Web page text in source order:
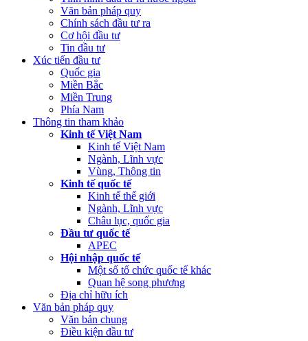
Văn bản pháp quy
Chính sách đầu tư ra
Cơ hội đầu tư
Tin đầu tư
Xúc tiến đầu tư
Quốc gia
Miền Bắc
Miền Trung
Phía Nam
Thông tin tham khảo
Kinh tế Việt Nam
Kinh tế Việt Nam
Ngành, Lĩnh vực
Vùng, Thông tin
Kinh tế quốc tế
Kinh tế thế giới
Ngành, Lĩnh vực
Châu lục, quốc gia
Đầu tư quốc tế
APEC
Hội nhập quốc tế
Một số tổ chức quốc tế khác
Quan hệ song phương
Địa chỉ hữu ích
Văn bản pháp quy
Văn bản chung
Điều kiện đầu tư